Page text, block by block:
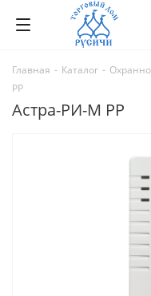
Главная - Каталог -
РР
Астра-РИ-М РР